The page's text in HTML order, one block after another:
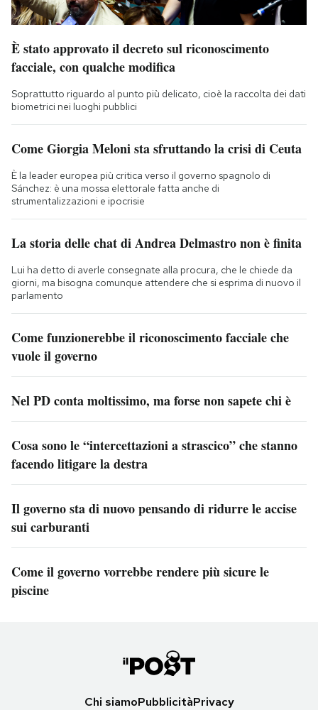
È stato approvato il decreto sul riconoscimento
facciale, con qualche modifica
Soprattutto riguardo al punto più delicato, cioè la raccolta dei dati
biometrici nei luoghi pubblici
Come Giorgia Meloni sta sfruttando la crisi di Ceuta
È la leader europea più critica verso il governo spagnolo di
Sánchez: è una mossa elettorale fatta anche di
strumentalizzazioni e ipocrisie
La storia delle chat di Andrea Delmastro non è finita
Lui ha detto di averle consegnate alla procura, che le chiede da
giorni, ma bisogna comunque attendere che si esprima di nuovo il
parlamento
Come funzionerebbe il riconoscimento facciale che
vuole il governo
Nel PD conta moltissimo, ma forse non sapete chi è
Cosa sono le “intercettazioni a strascico” che stanno
facendo litigare la destra
Il governo sta di nuovo pensando di ridurre le accise
sui carburanti
Come il governo vorrebbe rendere più sicure le
piscine
Chi siamoPubblicitàPrivacy